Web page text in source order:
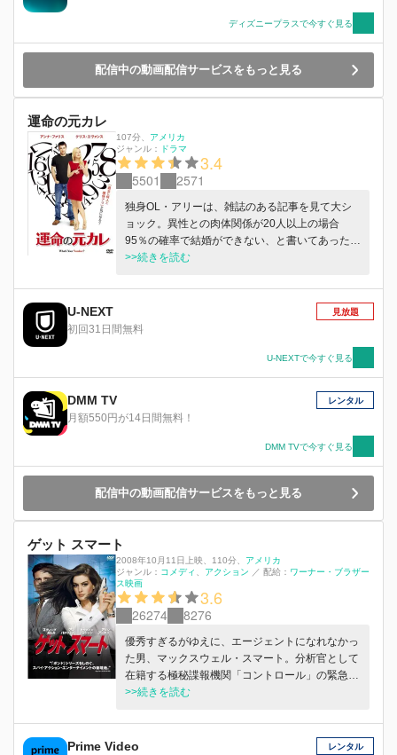
ディズニープラスで今すぐ見る
配信中の動画配信サービスをもっと見る
運命の元カレ
107分
アメリカ
ジャンル：
ドラマ
3.4
5501 2571
独身OL・アリーは、雑誌のある記事を見て大シ
ョック。異性との肉体関係が20人以上の場合
95％の確率で結婚ができない、と書いてあったの
だ。アリーの経験人数は19人。次の男と結婚すれ
する気になれなかった。
>>続きを読む
U-NEXT
初回31日間無料
見放題
U-NEXTで今すぐ見る
DMM TV
月額550円が14日間無料！
レンタル
DMM TVで今すぐ見る
配信中の動画配信サービスをもっと見る
ゲット スマート
2008年10月11日上映 110分
アメリカ
ジャンル： コメディ アクション ／ 配給： ワーナー・ブラザー
ス映画
3.6
26274 8276
優秀すぎるがゆえに、エージェントになれなかっ
た男、マックスウェル・スマート。分析官として
在籍する極秘諜報機関「コントロール」の緊急事
態に、最後にして最強の切り札が、ついにその姿
>>続きを読む
Prime Video
レンタル